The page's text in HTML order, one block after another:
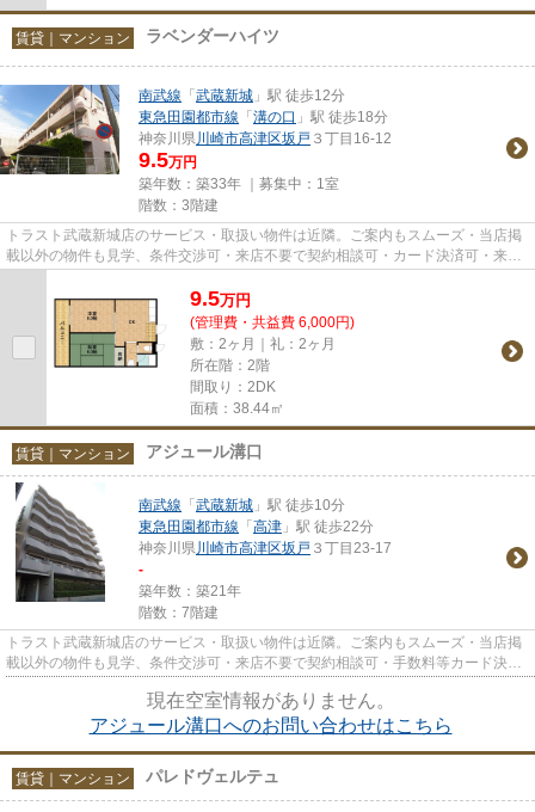
賃貸｜マンション ラベンダーハイツ
南武線 「武蔵新城 」駅 徒歩12分
東急田園都市線 「溝の口 」駅 徒歩18分
神奈川県川崎市高津区坂戸 ３丁目16-12
9.5万円
築年数：築33年 ｜募集中： 1室
階数：3階建
トラスト武蔵新城店のサービス・取扱い物件は近隣。ご案内もスムーズ・当店掲
載以外の物件も見学、条件交渉可・来店不要で契約相談可・カード決済可・来店
時無料駐車場有（要電話予約...
9.5万円
(管理費・共益費 6,000円)
敷：2ヶ月｜礼：2ヶ月
所在階：2階
間取り：2DK
面積：38.44㎡
賃貸｜マンション アジュール溝口
南武線 「武蔵新城 」駅 徒歩10分
東急田園都市線 「高津 」駅 徒歩22分
神奈川県川崎市高津区坂戸 ３丁目23-17
-
築年数：築21年
階数：7階建
トラスト武蔵新城店のサービス・取扱い物件は近隣。ご案内もスムーズ・当店掲
載以外の物件も見学、条件交渉可・来店不要で契約相談可・手数料等カード決済
可・来店時無料駐車場有（要...
現在空室情報がありません。
アジュール溝口へのお問い合わせはこちら
賃貸｜マンション パレドヴェルテュ